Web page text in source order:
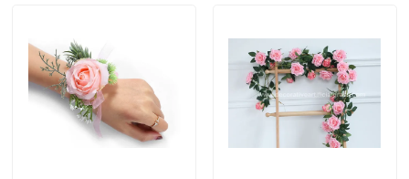
Τεχνητή τύρφη χλόης
Λουλούδια τεχνητού μεταξιού